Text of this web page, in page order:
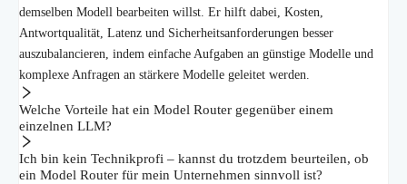
demselben Modell bearbeiten willst. Er hilft dabei, Kosten,
Antwortqualität, Latenz und Sicherheitsanforderungen besser
auszubalancieren, indem einfache Aufgaben an günstige Modelle und
komplexe Anfragen an stärkere Modelle geleitet werden.
Welche Vorteile hat ein Model Router gegenüber einem
einzelnen LLM?
Ich bin kein Technikprofi – kannst du trotzdem beurteilen, ob
ein Model Router für mein Unternehmen sinnvoll ist?